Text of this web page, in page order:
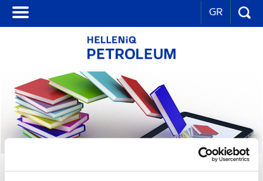
GR
ΛΟΙΠΕΣ ΕΚΔΟΣΕΙΣ ΟΜΙΛΟΥ